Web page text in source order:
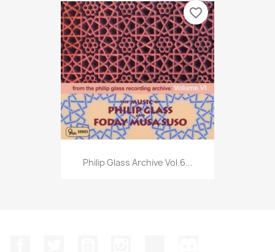
Philip Glass Archive Vol.6...
favorite_border